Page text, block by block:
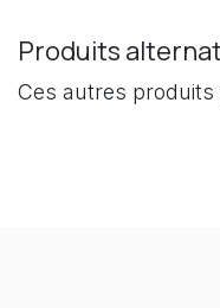
Produits
Ces autres